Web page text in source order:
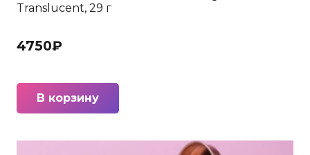
Translucent, 29 г
4750₽
В корзину